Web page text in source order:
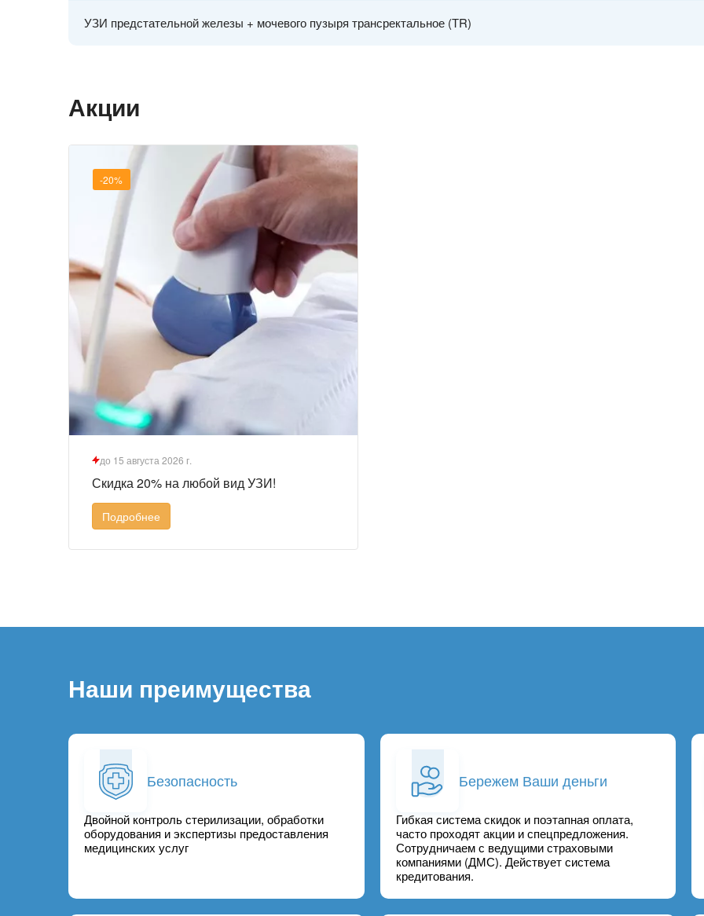
УЗИ предстательной железы + мочевого пузыря трансректальное (ТR)
Акции
-20%
до 15 августа 2026 г.
Скидка 20% на любой вид УЗИ!
Подробнее
Наши преимущества
Безопасность
Двойной контроль стерилизации, обработки
оборудования и экспертизы предоставления
медицинских услуг
Бережем Ваши деньги
Гибкая система скидок и поэтапная оплата,
часто проходят акции и спецпредложения.
Сотрудничаем с ведущими страховыми
компаниями (ДМС). Действует система
кредитования.